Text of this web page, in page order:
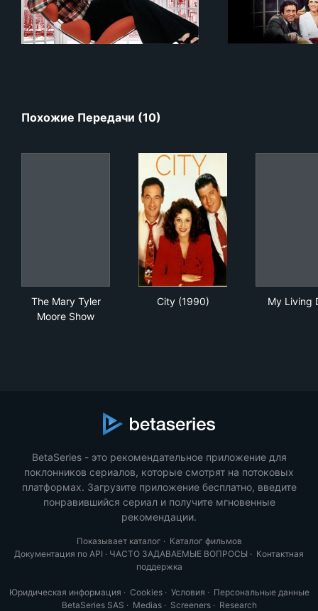
Похожие Передачи (10)
The Mary Tyler
Moore Show
City (1990) My Living
BetaSeries - это рекомендательное приложение для
поклонников сериалов, которые смотрят на потоковых
платформах. Загрузите приложение бесплатно, введите
понравившийся сериал и получите мгновенные
рекомендации.
Показывает каталог · Каталог фильмов
Документация по API · ЧАСТО ЗАДАВАЕМЫЕ ВОПРОСЫ · Контактная
поддержка
Юридическая информация · Cookies· Условия · Персональные данные
BetaSeries SAS · Medias· Screeners· Research